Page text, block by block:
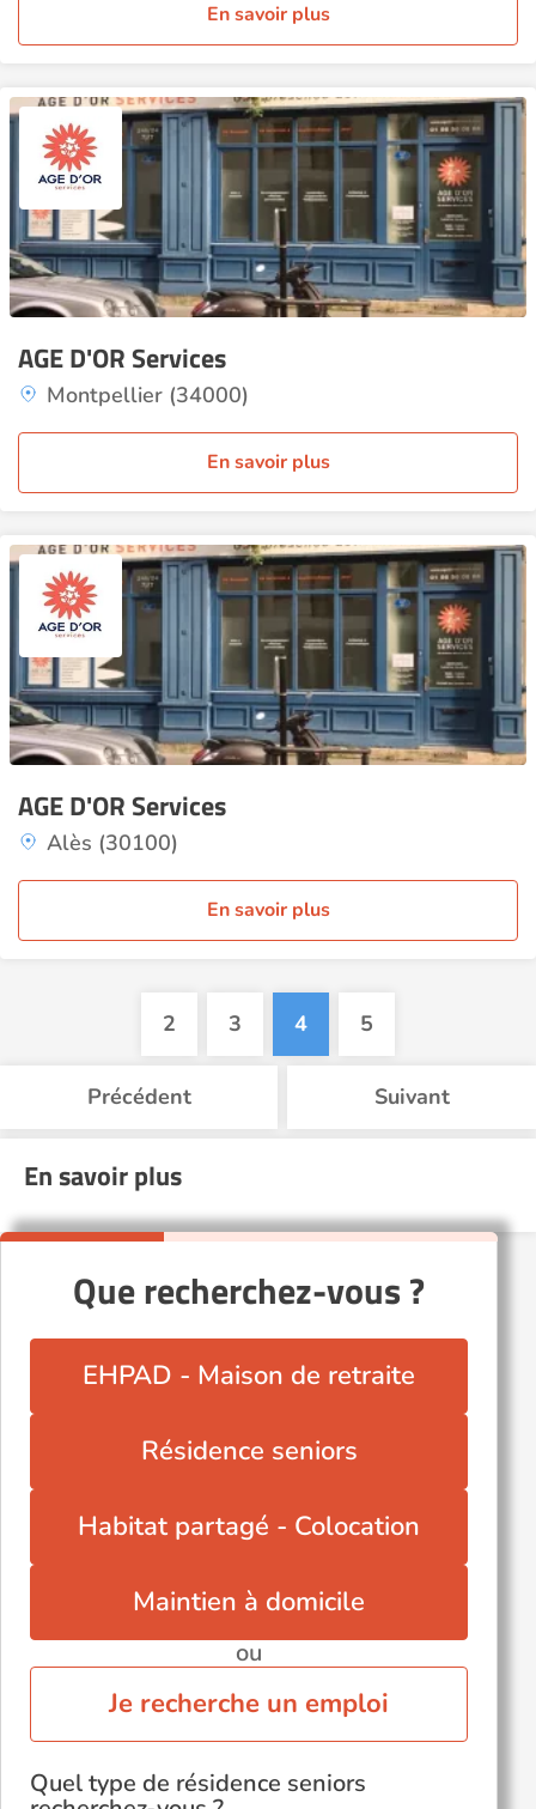
En savoir plus
AGE D'OR Services
Montpellier (34000)
En savoir plus
AGE D'OR Services
Alès (30100)
En savoir plus
2 3 4 5
Précédent Suivant
En savoir plus
Que recherchez-vous ?
EHPAD - Maison de retraite
Résidence seniors
Habitat partagé - Colocation
Maintien à domicile
ou
Je recherche un emploi
Quel type de résidence seniors